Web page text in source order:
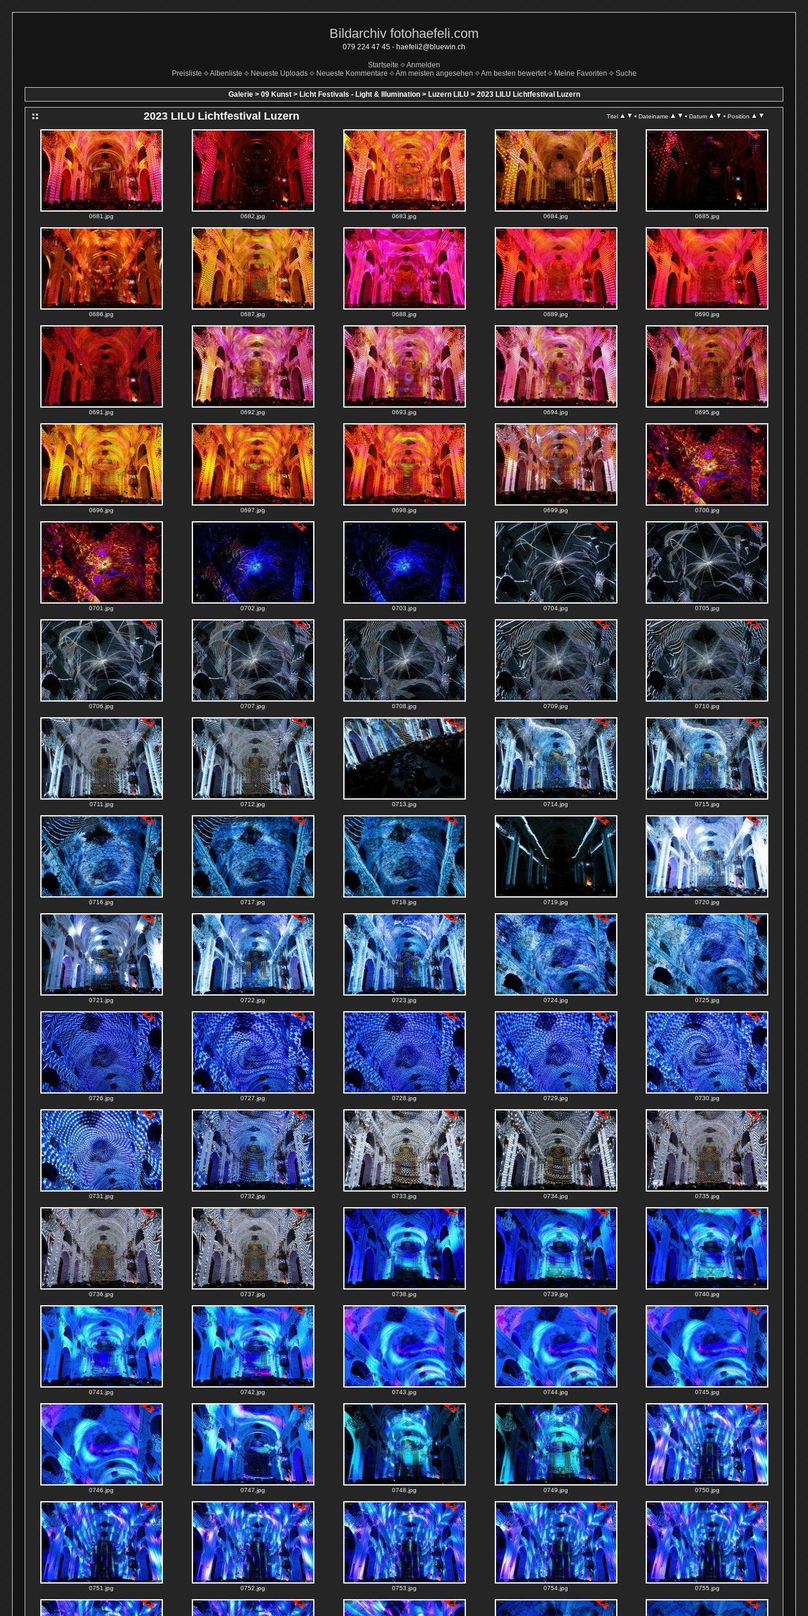
Bildarchiv fotohaefeli.com
079 224 47 45 - haefeli2@bluewin.ch
Startseite
Anmelden
Preisliste
Albenliste Neueste Uploads Neueste Kommentare Am meisten angesehen Am besten bewertet Meine Favoriten Suche
Galerie> 09 Kunst> Licht Festivals - Light & Illumination> Luzern LILU > 2023 LILU Lichtfestival Luzern
2023 LILU Lichtfestival Luzern Titel • Dateiname • Datum • Position
0681.jpg 0682.jpg 0683.jpg 0684.jpg 0685.jpg
0686.jpg 0687.jpg 0688.jpg 0689.jpg 0690.jpg
0691.jpg 0692.jpg 0693.jpg 0694.jpg 0695.jpg
0696.jpg 0697.jpg 0698.jpg 0699.jpg 0700.jpg
0701.jpg 0702.jpg 0703.jpg 0704.jpg 0705.jpg
0706.jpg 0707.jpg 0708.jpg 0709.jpg 0710.jpg
0711.jpg 0712.jpg 0713.jpg 0714.jpg 0715.jpg
0716.jpg 0717.jpg 0718.jpg 0719.jpg 0720.jpg
0721.jpg 0722.jpg 0723.jpg 0724.jpg 0725.jpg
0726.jpg 0727.jpg 0728.jpg 0729.jpg 0730.jpg
0731.jpg 0732.jpg 0733.jpg 0734.jpg 0735.jpg
0736.jpg 0737.jpg 0738.jpg 0739.jpg 0740.jpg
0741.jpg 0742.jpg 0743.jpg 0744.jpg 0745.jpg
0746.jpg 0747.jpg 0748.jpg 0749.jpg 0750.jpg
0751.jpg 0752.jpg 0753.jpg 0754.jpg 0755.jpg